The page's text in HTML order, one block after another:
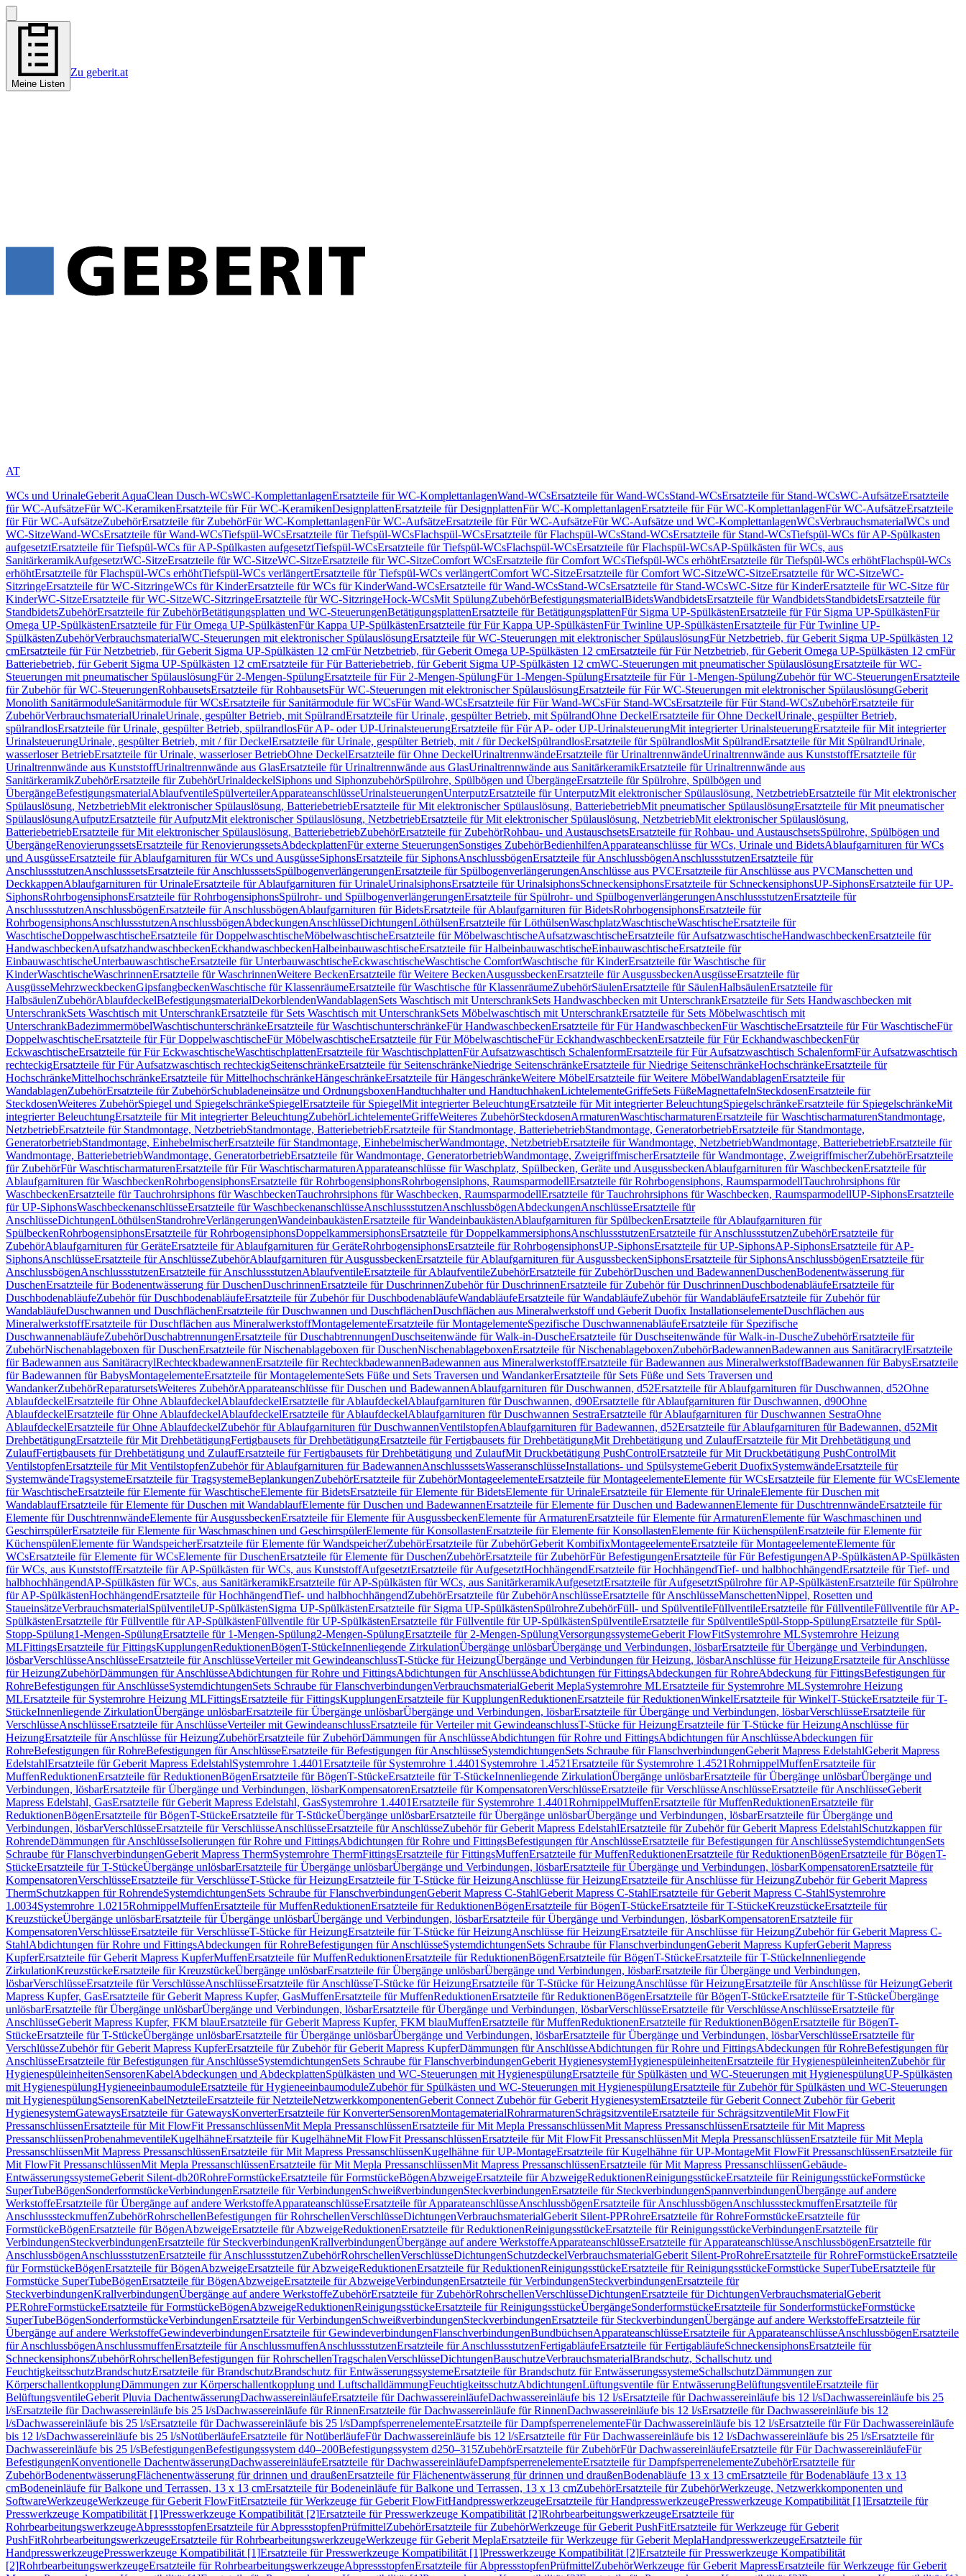
Meine Listen
Zu geberit.at
AT
WCs und UrinaleGeberit AquaClean Dusch-WCsWC-KomplettanlagenErsatzteile für WC-KomplettanlagenWand-WCsErsatzteile für Wand-WCsStand-WCsErsatzteile für Stand-WCsWC-AufsätzeErsatzteile
für WC-AufsätzeFür WC-KeramikenErsatzteile für Für WC-KeramikenDesignplattenErsatzteile für DesignplattenFür WC-KomplettanlagenErsatzteile für Für WC-KomplettanlagenFür WC-AufsätzeErsatzteile
für Für WC-AufsätzeZubehörErsatzteile für ZubehörFür WC-KomplettanlagenFür WC-AufsätzeErsatzteile für Für WC-AufsätzeFür WC-Aufsätze und WC-KomplettanlagenWCsVerbrauchsmaterialWCs und
WC-SitzeWand-WCsErsatzteile für Wand-WCsTiefspül-WCsErsatzteile für Tiefspül-WCsFlachspül-WCsErsatzteile für Flachspül-WCsStand-WCsErsatzteile für Stand-WCsTiefspül-WCs für AP-Spülkasten
aufgesetztErsatzteile für Tiefspül-WCs für AP-Spülkasten aufgesetztTiefspül-WCsErsatzteile für Tiefspül-WCsFlachspül-WCsErsatzteile für Flachspül-WCsAP-Spülkästen für WCs, aus
SanitärkeramikAufgesetztWC-SitzeErsatzteile für WC-SitzeWC-SitzeErsatzteile für WC-SitzeComfort WCsErsatzteile für Comfort WCsTiefspül-WCs erhöhtErsatzteile für Tiefspül-WCs erhöhtFlachspül-WCs
erhöhtErsatzteile für Flachspül-WCs erhöhtTiefspül-WCs verlängertErsatzteile für Tiefspül-WCs verlängertComfort WC-SitzeErsatzteile für Comfort WC-SitzeWC-SitzeErsatzteile für WC-SitzeWC-
SitzringeErsatzteile für WC-SitzringeWCs für KinderErsatzteile für WCs für KinderWand-WCsErsatzteile für Wand-WCsStand-WCsErsatzteile für Stand-WCsWC-Sitze für KinderErsatzteile für WC-Sitze für
KinderWC-SitzeErsatzteile für WC-SitzeWC-SitzringeErsatzteile für WC-SitzringeHock-WCsMit SpülungZubehörBefestigungsmaterialBidetsWandbidetsErsatzteile für WandbidetsStandbidetsErsatzteile für
StandbidetsZubehörErsatzteile für ZubehörBetätigungsplatten und WC-SteuerungenBetätigungsplattenErsatzteile für BetätigungsplattenFür Sigma UP-SpülkästenErsatzteile für Für Sigma UP-SpülkästenFür
Omega UP-SpülkästenErsatzteile für Für Omega UP-SpülkästenFür Kappa UP-SpülkästenErsatzteile für Für Kappa UP-SpülkästenFür Twinline UP-SpülkästenErsatzteile für Für Twinline UP-
SpülkästenZubehörVerbrauchsmaterialWC-Steuerungen mit elektronischer SpülauslösungErsatzteile für WC-Steuerungen mit elektronischer SpülauslösungFür Netzbetrieb, für Geberit Sigma UP-Spülkästen 12
cmErsatzteile für Für Netzbetrieb, für Geberit Sigma UP-Spülkästen 12 cmFür Netzbetrieb, für Geberit Omega UP-Spülkästen 12 cmErsatzteile für Für Netzbetrieb, für Geberit Omega UP-Spülkästen 12 cmFür
Batteriebetrieb, für Geberit Sigma UP-Spülkästen 12 cmErsatzteile für Für Batteriebetrieb, für Geberit Sigma UP-Spülkästen 12 cmWC-Steuerungen mit pneumatischer SpülauslösungErsatzteile für WC-
Steuerungen mit pneumatischer SpülauslösungFür 2-Mengen-SpülungErsatzteile für Für 2-Mengen-SpülungFür 1-Mengen-SpülungErsatzteile für Für 1-Mengen-SpülungZubehör für WC-SteuerungenErsatzteile
für Zubehör für WC-SteuerungenRohbausetsErsatzteile für RohbausetsFür WC-Steuerungen mit elektronischer SpülauslösungErsatzteile für Für WC-Steuerungen mit elektronischer SpülauslösungGeberit
Monolith SanitärmoduleSanitärmodule für WCsErsatzteile für Sanitärmodule für WCsFür Wand-WCsErsatzteile für Für Wand-WCsFür Stand-WCsErsatzteile für Für Stand-WCsZubehörErsatzteile für
ZubehörVerbrauchsmaterialUrinaleUrinale, gespülter Betrieb, mit SpülrandErsatzteile für Urinale, gespülter Betrieb, mit SpülrandOhne DeckelErsatzteile für Ohne DeckelUrinale, gespülter Betrieb,
spülrandlosErsatzteile für Urinale, gespülter Betrieb, spülrandlosFür AP- oder UP-UrinalsteuerungErsatzteile für Für AP- oder UP-UrinalsteuerungMit integrierter UrinalsteuerungErsatzteile für Mit integrierter
UrinalsteuerungUrinale, gespülter Betrieb, mit / für DeckelErsatzteile für Urinale, gespülter Betrieb, mit / für DeckelSpülrandlosErsatzteile für SpülrandlosMit SpülrandErsatzteile für Mit SpülrandUrinale,
wasserloser BetriebErsatzteile für Urinale, wasserloser BetriebOhne DeckelErsatzteile für Ohne DeckelUrinaltrennwändeErsatzteile für UrinaltrennwändeUrinaltrennwände aus KunststoffErsatzteile für
Urinaltrennwände aus KunststoffUrinaltrennwände aus GlasErsatzteile für Urinaltrennwände aus GlasUrinaltrennwände aus SanitärkeramikErsatzteile für Urinaltrennwände aus
SanitärkeramikZubehörErsatzteile für ZubehörUrinaldeckelSiphons und SiphonzubehörSpülrohre, Spülbögen und ÜbergängeErsatzteile für Spülrohre, Spülbögen und
ÜbergängeBefestigungsmaterialAblaufventileSpülverteilerApparateanschlüsseUrinalsteuerungenUnterputzErsatzteile für UnterputzMit elektronischer Spülauslösung, NetzbetriebErsatzteile für Mit elektronischer
Spülauslösung, NetzbetriebMit elektronischer Spülauslösung, BatteriebetriebErsatzteile für Mit elektronischer Spülauslösung, BatteriebetriebMit pneumatischer SpülauslösungErsatzteile für Mit pneumatischer
SpülauslösungAufputzErsatzteile für AufputzMit elektronischer Spülauslösung, NetzbetriebErsatzteile für Mit elektronischer Spülauslösung, NetzbetriebMit elektronischer Spülauslösung,
BatteriebetriebErsatzteile für Mit elektronischer Spülauslösung, BatteriebetriebZubehörErsatzteile für ZubehörRohbau- und AustauschsetsErsatzteile für Rohbau- und AustauschsetsSpülrohre, Spülbögen und
ÜbergängeRenovierungssetsErsatzteile für RenovierungssetsAbdeckplattenFür externe SteuerungenSonstiges ZubehörBedienhilfenApparateanschlüsse für WCs, Urinale und BidetsAblaufgarnituren für WCs
und AusgüsseErsatzteile für Ablaufgarnituren für WCs und AusgüsseSiphonsErsatzteile für SiphonsAnschlussbögenErsatzteile für AnschlussbögenAnschlussstutzenErsatzteile für
AnschlussstutzenAnschlusssetsErsatzteile für AnschlusssetsSpülbogenverlängerungenErsatzteile für SpülbogenverlängerungenAnschlüsse aus PVCErsatzteile für Anschlüsse aus PVCManschetten und
DeckkappenAblaufgarnituren für UrinaleErsatzteile für Ablaufgarnituren für UrinaleUrinalsiphonsErsatzteile für UrinalsiphonsSchneckensiphonsErsatzteile für SchneckensiphonsUP-SiphonsErsatzteile für UP-
SiphonsRohrbogensiphonsErsatzteile für RohrbogensiphonsSpülrohr- und SpülbogenverlängerungenErsatzteile für Spülrohr- und SpülbogenverlängerungenAnschlussstutzenErsatzteile für
AnschlussstutzenAnschlussbögenErsatzteile für AnschlussbögenAblaufgarnituren für BidetsErsatzteile für Ablaufgarnituren für BidetsRohrbogensiphonsErsatzteile für
RohrbogensiphonsAnschlussstutzenAnschlussbögenAbdeckungenAnschlüsseDichtungenLöthülsenErsatzteile für LöthülsenWaschplatzWaschtischeWaschtischeErsatzteile für
WaschtischeDoppelwaschtischeErsatzteile für DoppelwaschtischeMöbelwaschtischeErsatzteile für MöbelwaschtischeAufsatzwaschtischeErsatzteile für AufsatzwaschtischeHandwaschbeckenErsatzteile für
HandwaschbeckenAufsatzhandwaschbeckenEckhandwaschbeckenHalbeinbauwaschtischeErsatzteile für HalbeinbauwaschtischeEinbauwaschtischeErsatzteile für
EinbauwaschtischeUnterbauwaschtischeErsatzteile für UnterbauwaschtischeEckwaschtischeWaschtische ComfortWaschtische für KinderErsatzteile für Waschtische für
KinderWaschtischeWaschrinnenErsatzteile für WaschrinnenWeitere BeckenErsatzteile für Weitere BeckenAusgussbeckenErsatzteile für AusgussbeckenAusgüsseErsatzteile für
AusgüsseMehrzweckbeckenGipsfangbeckenWaschtische für KlassenräumeErsatzteile für Waschtische für KlassenräumeZubehörSäulenErsatzteile für SäulenHalbsäulenErsatzteile für
HalbsäulenZubehörAblaufdeckelBefestigungsmaterialDekorblendenWandablagenSets Waschtisch mit UnterschrankSets Handwaschbecken mit UnterschrankErsatzteile für Sets Handwaschbecken mit
UnterschrankSets Waschtisch mit UnterschrankErsatzteile für Sets Waschtisch mit UnterschrankSets Möbelwaschtisch mit UnterschrankErsatzteile für Sets Möbelwaschtisch mit
UnterschrankBadezimmermöbelWaschtischunterschränkeErsatzteile für WaschtischunterschränkeFür HandwaschbeckenErsatzteile für Für HandwaschbeckenFür WaschtischeErsatzteile für Für WaschtischeFür
DoppelwaschtischeErsatzteile für Für DoppelwaschtischeFür MöbelwaschtischeErsatzteile für Für MöbelwaschtischeFür EckhandwaschbeckenErsatzteile für Für EckhandwaschbeckenFür
EckwaschtischeErsatzteile für Für EckwaschtischeWaschtischplattenErsatzteile für WaschtischplattenFür Aufsatzwaschtisch SchalenformErsatzteile für Für Aufsatzwaschtisch SchalenformFür Aufsatzwaschtisch
rechteckigErsatzteile für Für Aufsatzwaschtisch rechteckigSeitenschränkeErsatzteile für SeitenschränkeNiedrige SeitenschränkeErsatzteile für Niedrige SeitenschränkeHochschränkeErsatzteile für
HochschränkeMittelhochschränkeErsatzteile für MittelhochschränkeHängeschränkeErsatzteile für HängeschränkeWeitere MöbelErsatzteile für Weitere MöbelWandablagenErsatzteile für
WandablagenZubehörErsatzteile für ZubehörSchubladeneinsätze und OrdnungsboxenHandtuchhalter und HandtuchhakenLichtelementeGriffeSets FüßeMagnettafelnSteckdosenErsatzteile für
SteckdosenWeiteres ZubehörSpiegel und SpiegelschränkeSpiegelErsatzteile für SpiegelMit integrierter BeleuchtungErsatzteile für Mit integrierter BeleuchtungSpiegelschränkeErsatzteile für SpiegelschränkeMit
integrierter BeleuchtungErsatzteile für Mit integrierter BeleuchtungZubehörLichtelementeGriffeWeiteres ZubehörSteckdosenArmaturenWaschtischarmaturenErsatzteile für WaschtischarmaturenStandmontage,
NetzbetriebErsatzteile für Standmontage, NetzbetriebStandmontage, BatteriebetriebErsatzteile für Standmontage, BatteriebetriebStandmontage, GeneratorbetriebErsatzteile für Standmontage,
GeneratorbetriebStandmontage, EinhebelmischerErsatzteile für Standmontage, EinhebelmischerWandmontage, NetzbetriebErsatzteile für Wandmontage, NetzbetriebWandmontage, BatteriebetriebErsatzteile für
Wandmontage, BatteriebetriebWandmontage, GeneratorbetriebErsatzteile für Wandmontage, GeneratorbetriebWandmontage, ZweigriffmischerErsatzteile für Wandmontage, ZweigriffmischerZubehörErsatzteile
für ZubehörFür WaschtischarmaturenErsatzteile für Für WaschtischarmaturenApparateanschlüsse für Waschplatz, Spülbecken, Geräte und AusgussbeckenAblaufgarnituren für WaschbeckenErsatzteile für
Ablaufgarnituren für WaschbeckenRohrbogensiphonsErsatzteile für RohrbogensiphonsRohrbogensiphons, RaumsparmodellErsatzteile für Rohrbogensiphons, RaumsparmodellTauchrohrsiphons für
WaschbeckenErsatzteile für Tauchrohrsiphons für WaschbeckenTauchrohrsiphons für Waschbecken, RaumsparmodellErsatzteile für Tauchrohrsiphons für Waschbecken, RaumsparmodellUP-SiphonsErsatzteile
für UP-SiphonsWaschbeckenanschlüsseErsatzteile für WaschbeckenanschlüsseAnschlussstutzenAnschlussbögenAbdeckungenAnschlüsseErsatzteile für
AnschlüsseDichtungenLöthülsenStandrohreVerlängerungenWandeinbaukästenErsatzteile für WandeinbaukästenAblaufgarnituren für SpülbeckenErsatzteile für Ablaufgarnituren für
SpülbeckenRohrbogensiphonsErsatzteile für RohrbogensiphonsDoppelkammersiphonsErsatzteile für DoppelkammersiphonsAnschlussstutzenErsatzteile für AnschlussstutzenZubehörErsatzteile für
ZubehörAblaufgarnituren für GeräteErsatzteile für Ablaufgarnituren für GeräteRohrbogensiphonsErsatzteile für RohrbogensiphonsUP-SiphonsErsatzteile für UP-SiphonsAP-SiphonsErsatzteile für AP-
SiphonsAnschlüsseErsatzteile für AnschlüsseZubehörAblaufgarnituren für AusgussbeckenErsatzteile für Ablaufgarnituren für AusgussbeckenSiphonsErsatzteile für SiphonsAnschlussbögenErsatzteile für
AnschlussbögenAnschlussstutzenErsatzteile für AnschlussstutzenAblaufventileErsatzteile für AblaufventileZubehörErsatzteile für ZubehörDuschen und BadewannenDuschenBodenentwässerung für
DuschenErsatzteile für Bodenentwässerung für DuschenDuschrinnenErsatzteile für DuschrinnenZubehör für DuschrinnenErsatzteile für Zubehör für DuschrinnenDuschbodenabläufeErsatzteile für
DuschbodenabläufeZubehör für DuschbodenabläufeErsatzteile für Zubehör für DuschbodenabläufeWandabläufeErsatzteile für WandabläufeZubehör für WandabläufeErsatzteile für Zubehör für
WandabläufeDuschwannen und DuschflächenErsatzteile für Duschwannen und DuschflächenDuschflächen aus Mineralwerkstoff und Geberit Duofix InstallationselementeDuschflächen aus
MineralwerkstoffErsatzteile für Duschflächen aus MineralwerkstoffMontagelementeErsatzteile für MontagelementeSpezifische DuschwannenabläufeErsatzteile für Spezifische
DuschwannenabläufeZubehörDuschabtrennungenErsatzteile für DuschabtrennungenDuschseitenwände für Walk-in-DuscheErsatzteile für Duschseitenwände für Walk-in-DuscheZubehörErsatzteile für
ZubehörNischenablageboxen für DuschenErsatzteile für Nischenablageboxen für DuschenNischenablageboxenErsatzteile für NischenablageboxenZubehörBadewannenBadewannen aus SanitäracrylErsatzteile
für Badewannen aus SanitäracrylRechteckbadewannenErsatzteile für RechteckbadewannenBadewannen aus MineralwerkstoffErsatzteile für Badewannen aus MineralwerkstoffBadewannen für BabysErsatzteile
für Badewannen für BabysMontagelementeErsatzteile für MontagelementeSets Füße und Sets Traversen und WandankerErsatzteile für Sets Füße und Sets Traversen und
WandankerZubehörReparatursetsWeiteres ZubehörApparateanschlüsse für Duschen und BadewannenAblaufgarnituren für Duschwannen, d52Ersatzteile für Ablaufgarnituren für Duschwannen, d52Ohne
AblaufdeckelErsatzteile für Ohne AblaufdeckelAblaufdeckelErsatzteile für AblaufdeckelAblaufgarnituren für Duschwannen, d90Ersatzteile für Ablaufgarnituren für Duschwannen, d90Ohne
AblaufdeckelErsatzteile für Ohne AblaufdeckelAblaufdeckelErsatzteile für AblaufdeckelAblaufgarnituren für Duschwannen SestraErsatzteile für Ablaufgarnituren für Duschwannen SestraOhne
AblaufdeckelErsatzteile für Ohne AblaufdeckelZubehör für Ablaufgarnituren für DuschwannenVentilstopfenAblaufgarnituren für Badewannen, d52Ersatzteile für Ablaufgarnituren für Badewannen, d52Mit
DrehbetätigungErsatzteile für Mit DrehbetätigungFertigbausets für DrehbetätigungErsatzteile für Fertigbausets für DrehbetätigungMit Drehbetätigung und ZulaufErsatzteile für Mit Drehbetätigung und
ZulaufFertigbausets für Drehbetätigung und ZulaufErsatzteile für Fertigbausets für Drehbetätigung und ZulaufMit Druckbetätigung PushControlErsatzteile für Mit Druckbetätigung PushControlMit
VentilstopfenErsatzteile für Mit VentilstopfenZubehör für Ablaufgarnituren für BadewannenAnschlusssetsWasseranschlüsseInstallations- und SpülsystemeGeberit DuofixSystemwändeErsatzteile für
SystemwändeTragsystemeErsatzteile für TragsystemeBeplankungenZubehörErsatzteile für ZubehörMontageelementeErsatzteile für MontageelementeElemente für WCsErsatzteile für Elemente für WCsElemente
für WaschtischeErsatzteile für Elemente für WaschtischeElemente für BidetsErsatzteile für Elemente für BidetsElemente für UrinaleErsatzteile für Elemente für UrinaleElemente für Duschen mit
WandablaufErsatzteile für Elemente für Duschen mit WandablaufElemente für Duschen und BadewannenErsatzteile für Elemente für Duschen und BadewannenElemente für DuschtrennwändeErsatzteile für
Elemente für DuschtrennwändeElemente für AusgussbeckenErsatzteile für Elemente für AusgussbeckenElemente für ArmaturenErsatzteile für Elemente für ArmaturenElemente für Waschmaschinen und
GeschirrspülerErsatzteile für Elemente für Waschmaschinen und GeschirrspülerElemente für KonsollastenErsatzteile für Elemente für KonsollastenElemente für KüchenspülenErsatzteile für Elemente für
KüchenspülenElemente für WandspeicherErsatzteile für Elemente für WandspeicherZubehörErsatzteile für ZubehörGeberit KombifixMontageelementeErsatzteile für MontageelementeElemente für
WCsErsatzteile für Elemente für WCsElemente für DuschenErsatzteile für Elemente für DuschenZubehörErsatzteile für ZubehörFür BefestigungenErsatzteile für Für BefestigungenAP-SpülkästenAP-Spülkästen
für WCs, aus KunststoffErsatzteile für AP-Spülkästen für WCs, aus KunststoffAufgesetztErsatzteile für AufgesetztHochhängendErsatzteile für HochhängendTief- und halbhochhängendErsatzteile für Tief- und
halbhochhängendAP-Spülkästen für WCs, aus SanitärkeramikErsatzteile für AP-Spülkästen für WCs, aus SanitärkeramikAufgesetztErsatzteile für AufgesetztSpülrohre für AP-SpülkästenErsatzteile für Spülrohre
für AP-SpülkästenHochhängendErsatzteile für HochhängendTief- und halbhochhängendZubehörErsatzteile für ZubehörAnschlüsseErsatzteile für AnschlüsseManschettenNippel, Rosetten und
StaueinsätzeVerbrauchsmaterialSpülventileUP-SpülkästenSigma UP-SpülkästenErsatzteile für Sigma UP-SpülkästenSpülrohreZubehörFüll- und SpülventileFüllventileErsatzteile für FüllventileFüllventile für AP-
SpülkästenErsatzteile für Füllventile für AP-SpülkästenFüllventile für UP-SpülkästenErsatzteile für Füllventile für UP-SpülkästenSpülventileErsatzteile für SpülventileSpül-Stopp-SpülungErsatzteile für Spül-
Stopp-Spülung1-Mengen-SpülungErsatzteile für 1-Mengen-Spülung2-Mengen-SpülungErsatzteile für 2-Mengen-SpülungVersorgungssystemeGeberit FlowFitSystemrohre MLSystemrohre Heizung
MLFittingsErsatzteile für FittingsKupplungenReduktionenBögenT-StückeInnenliegende ZirkulationÜbergänge unlösbarÜbergänge und Verbindungen, lösbarErsatzteile für Übergänge und Verbindungen,
lösbarVerschlüsseAnschlüsseErsatzteile für AnschlüsseVerteiler mit GewindeanschlussT-Stücke für HeizungÜbergänge und Verbindungen für Heizung, lösbarAnschlüsse für HeizungErsatzteile für Anschlüsse
für HeizungZubehörDämmungen für AnschlüsseAbdichtungen für Rohre und FittingsAbdichtungen für AnschlüsseAbdichtungen für FittingsAbdeckungen für RohreAbdeckung für FittingsBefestigungen für
RohreBefestigungen für AnschlüsseSystemdichtungenSets Schraube für FlanschverbindungenVerbrauchsmaterialGeberit MeplaSystemrohre MLErsatzteile für Systemrohre MLSystemrohre Heizung
MLErsatzteile für Systemrohre Heizung MLFittingsErsatzteile für FittingsKupplungenErsatzteile für KupplungenReduktionenErsatzteile für ReduktionenWinkelErsatzteile für WinkelT-StückeErsatzteile für T-
StückeInnenliegende ZirkulationÜbergänge unlösbarErsatzteile für Übergänge unlösbarÜbergänge und Verbindungen, lösbarErsatzteile für Übergänge und Verbindungen, lösbarVerschlüsseErsatzteile für
VerschlüsseAnschlüsseErsatzteile für AnschlüsseVerteiler mit GewindeanschlussErsatzteile für Verteiler mit GewindeanschlussT-Stücke für HeizungErsatzteile für T-Stücke für HeizungAnschlüsse für
HeizungErsatzteile für Anschlüsse für HeizungZubehörErsatzteile für ZubehörDämmungen für AnschlüsseAbdichtungen für Rohre und FittingsAbdichtungen für AnschlüsseAbdeckungen für
RohreBefestigungen für RohreBefestigungen für AnschlüsseErsatzteile für Befestigungen für AnschlüsseSystemdichtungenSets Schraube für FlanschverbindungenGeberit Mapress EdelstahlGeberit Mapress
EdelstahlErsatzteile für Geberit Mapress EdelstahlSystemrohre 1.4401Ersatzteile für Systemrohre 1.4401 Systemrohre 1.4521Ersatzteile für Systemrohre 1.4521RohrnippelMuffenErsatzteile für
MuffenReduktionenErsatzteile für ReduktionenBögenErsatzteile für BögenT-StückeErsatzteile für T-StückeInnenliegende ZirkulationÜbergänge unlösbarErsatzteile für Übergänge unlösbarÜbergänge und
Verbindungen, lösbarErsatzteile für Übergänge und Verbindungen, lösbarKompensatorenErsatzteile für KompensatorenVerschlüsseErsatzteile für VerschlüsseAnschlüsseErsatzteile für AnschlüsseGeberit
Mapress Edelstahl, GasErsatzteile für Geberit Mapress Edelstahl, GasSystemrohre 1.4401Ersatzteile für Systemrohre 1.4401RohrnippelMuffenErsatzteile für MuffenReduktionenErsatzteile für
ReduktionenBögenErsatzteile für BögenT-StückeErsatzteile für T-StückeÜbergänge unlösbarErsatzteile für Übergänge unlösbarÜbergänge und Verbindungen, lösbarErsatzteile für Übergänge und
Verbindungen, lösbarVerschlüsseErsatzteile für VerschlüsseAnschlüsseErsatzteile für AnschlüsseZubehör für Geberit Mapress EdelstahlErsatzteile für Zubehör für Geberit Mapress EdelstahlSchutzkappen für
RohrendeDämmungen für AnschlüsseIsolierungen für Rohre und FittingsAbdichtungen für Rohre und FittingsBefestigungen für AnschlüsseErsatzteile für Befestigungen für AnschlüsseSystemdichtungenSets
Schraube für FlanschverbindungenGeberit Mapress ThermSystemrohre ThermFittingsErsatzteile für FittingsMuffenErsatzteile für MuffenReduktionenErsatzteile für ReduktionenBögenErsatzteile für BögenT-
StückeErsatzteile für T-StückeÜbergänge unlösbarErsatzteile für Übergänge unlösbarÜbergänge und Verbindungen, lösbarErsatzteile für Übergänge und Verbindungen, lösbarKompensatorenErsatzteile für
KompensatorenVerschlüsseErsatzteile für VerschlüsseT-Stücke für HeizungErsatzteile für T-Stücke für HeizungAnschlüsse für HeizungErsatzteile für Anschlüsse für HeizungZubehör für Geberit Mapress
ThermSchutzkappen für RohrendeSystemdichtungenSets Schraube für FlanschverbindungenGeberit Mapress C-StahlGeberit Mapress C-StahlErsatzteile für Geberit Mapress C-StahlSystemrohre
1.0034Systemrohre 1.0215RohrnippelMuffenErsatzteile für MuffenReduktionenErsatzteile für ReduktionenBögenErsatzteile für BögenT-StückeErsatzteile für T-StückeKreuzstückeErsatzteile für
KreuzstückeÜbergänge unlösbarErsatzteile für Übergänge unlösbarÜbergänge und Verbindungen, lösbarErsatzteile für Übergänge und Verbindungen, lösbarKompensatorenErsatzteile für
KompensatorenVerschlüsseErsatzteile für VerschlüsseT-Stücke für HeizungErsatzteile für T-Stücke für HeizungAnschlüsse für HeizungErsatzteile für Anschlüsse für HeizungZubehör für Geberit Mapress C-
StahlAbdichtungen für Rohre und FittingsAbdeckungen für RohreBefestigungen für AnschlüsseSystemdichtungenSets Schraube für FlanschverbindungenGeberit Mapress KupferGeberit Mapress
KupferErsatzteile für Geberit Mapress KupferMuffenErsatzteile für MuffenReduktionenErsatzteile für ReduktionenBögenErsatzteile für BögenT-StückeErsatzteile für T-StückeInnenliegende
ZirkulationKreuzstückeErsatzteile für KreuzstückeÜbergänge unlösbarErsatzteile für Übergänge unlösbarÜbergänge und Verbindungen, lösbarErsatzteile für Übergänge und Verbindungen,
lösbarVerschlüsseErsatzteile für VerschlüsseAnschlüsseErsatzteile für AnschlüsseT-Stücke für HeizungErsatzteile für T-Stücke für HeizungAnschlüsse für HeizungErsatzteile für Anschlüsse für HeizungGeberit
Mapress Kupfer, GasErsatzteile für Geberit Mapress Kupfer, GasMuffenErsatzteile für MuffenReduktionenErsatzteile für ReduktionenBögenErsatzteile für BögenT-StückeErsatzteile für T-StückeÜbergänge
unlösbarErsatzteile für Übergänge unlösbarÜbergänge und Verbindungen, lösbarErsatzteile für Übergänge und Verbindungen, lösbarVerschlüsseErsatzteile für VerschlüsseAnschlüsseErsatzteile für
AnschlüsseGeberit Mapress Kupfer, FKM blauErsatzteile für Geberit Mapress Kupfer, FKM blauMuffenErsatzteile für MuffenReduktionenErsatzteile für ReduktionenBögenErsatzteile für BögenT-
StückeErsatzteile für T-StückeÜbergänge unlösbarErsatzteile für Übergänge unlösbarÜbergänge und Verbindungen, lösbarErsatzteile für Übergänge und Verbindungen, lösbarVerschlüsseErsatzteile für
VerschlüsseZubehör für Geberit Mapress KupferErsatzteile für Zubehör für Geberit Mapress KupferDämmungen für AnschlüsseAbdichtungen für Rohre und FittingsAbdeckungen für RohreBefestigungen für
AnschlüsseErsatzteile für Befestigungen für AnschlüsseSystemdichtungenSets Schraube für FlanschverbindungenGeberit HygienesystemHygienespüleinheitenErsatzteile für HygienespüleinheitenZubehör für
HygienespüleinheitenSensorenKabelAbdeckungen und AbdeckplattenSpülkästen und WC-Steuerungen mit HygienespülungErsatzteile für Spülkästen und WC-Steuerungen mit HygienespülungUP-Spülkästen
mit HygienespülungHygieneeinbaumoduleErsatzteile für HygieneeinbaumoduleZubehör für Spülkästen und WC-Steuerungen mit HygienespülungErsatzteile für Zubehör für Spülkästen und WC-Steuerungen
mit HygienespülungSensorenKabelNetzteileErsatzteile für NetzteileNetzwerkkomponentenGeberit Connect Zubehör für Geberit HygienesystemErsatzteile für Geberit Connect Zubehör für Geberit
HygienesystemGatewaysErsatzteile für GatewaysKonverterErsatzteile für KonverterSensorenMontagematerialRohrarmaturenSchrägsitzventileErsatzteile für SchrägsitzventileMit FlowFit
PressanschlüssenErsatzteile für Mit FlowFit PressanschlüssenMit Mepla PressanschlüssenErsatzteile für Mit Mepla PressanschlüssenMit Mapress PressanschlüssenErsatzteile für Mit Mapress
PressanschlüssenProbenahmeventileKugelhähneErsatzteile für KugelhähneMit FlowFit PressanschlüssenErsatzteile für Mit FlowFit PressanschlüssenMit Mepla PressanschlüssenErsatzteile für Mit Mepla
PressanschlüssenMit Mapress PressanschlüssenErsatzteile für Mit Mapress PressanschlüssenKugelhähne für UP-MontageErsatzteile für Kugelhähne für UP-MontageMit FlowFit PressanschlüssenErsatzteile für
Mit FlowFit PressanschlüssenMit Mepla PressanschlüssenErsatzteile für Mit Mepla PressanschlüssenMit Mapress PressanschlüssenErsatzteile für Mit Mapress PressanschlüssenGebäude-
EntwässerungssystemeGeberit Silent-db20RohreFormstückeErsatzteile für FormstückeBögenAbzweigeErsatzteile für AbzweigeReduktionenReinigungsstückeErsatzteile für ReinigungsstückeFormstücke
SuperTubeBögenSonderformstückeVerbindungenErsatzteile für VerbindungenSchweißverbindungenSteckverbindungenErsatzteile für SteckverbindungenSpannverbindungenÜbergänge auf andere
WerkstoffeErsatzteile für Übergänge auf andere WerkstoffeApparateanschlüsseErsatzteile für ApparateanschlüsseAnschlussbögenErsatzteile für AnschlussbögenAnschlusssteckmuffenErsatzteile für
AnschlusssteckmuffenZubehörRohrschellenBefestigungen für RohrschellenVerschlüsseDichtungenVerbrauchsmaterialGeberit Silent-PPRohreErsatzteile für RohreFormstückeErsatzteile für
FormstückeBögenErsatzteile für BögenAbzweigeErsatzteile für AbzweigeReduktionenErsatzteile für ReduktionenReinigungsstückeErsatzteile für ReinigungsstückeVerbindungenErsatzteile für
VerbindungenSteckverbindungenErsatzteile für SteckverbindungenKrallverbindungenÜbergänge auf andere WerkstoffeApparateanschlüsseErsatzteile für ApparateanschlüsseAnschlussbögenErsatzteile für
AnschlussbögenAnschlussstutzenErsatzteile für AnschlussstutzenZubehörRohrschellenVerschlüsseDichtungenSchutzdeckelVerbrauchsmaterialGeberit Silent-ProRohreErsatzteile für RohreFormstückeErsatzteile
für FormstückeBögenErsatzteile für BögenAbzweigeErsatzteile für AbzweigeReduktionenErsatzteile für ReduktionenReinigungsstückeErsatzteile für ReinigungsstückeFormstücke SuperTubeErsatzteile für
Formstücke SuperTubeBögenErsatzteile für BögenAbzweigeErsatzteile für AbzweigeVerbindungenErsatzteile für VerbindungenSteckverbindungenErsatzteile für
SteckverbindungenKrallverbindungenÜbergänge auf andere WerkstoffeZubehörErsatzteile für ZubehörRohrschellenVerschlüsseDichtungenErsatzteile für DichtungenVerbrauchsmaterialGeberit
PERohreFormstückeErsatzteile für FormstückeBögenAbzweigeReduktionenReinigungsstückeErsatzteile für ReinigungsstückeÜbergängeSonderformstückeErsatzteile für SonderformstückeFormstücke
SuperTubeBögenSonderformstückeVerbindungenErsatzteile für VerbindungenSchweißverbindungenSteckverbindungenErsatzteile für SteckverbindungenÜbergänge auf andere WerkstoffeErsatzteile für
Übergänge auf andere WerkstoffeGewindeverbindungenErsatzteile für GewindeverbindungenFlanschverbindungenBundbüchsenApparateanschlüsseErsatzteile für ApparateanschlüsseAnschlussbögenErsatzteile
für AnschlussbögenAnschlussmuffenErsatzteile für AnschlussmuffenAnschlussstutzenErsatzteile für AnschlussstutzenFertigabläufeErsatzteile für FertigabläufeSchneckensiphonsErsatzteile für
SchneckensiphonsZubehörRohrschellenBefestigungen für RohrschellenTragschalenVerschlüsseDichtungenBauschutzeVerbrauchsmaterialBrandschutz, Schallschutz und
FeuchtigkeitsschutzBrandschutzErsatzteile für BrandschutzBrandschutz für EntwässerungssystemeErsatzteile für Brandschutz für EntwässerungssystemeSchallschutzDämmungen zur
KörperschallentkopplungDämmungen zur Körperschallentkopplung und LuftschalldämmungFeuchtigkeitsschutzAbdichtungenLüftungsventile für EntwässerungBelüftungsventileErsatzteile für
BelüftungsventileGeberit Pluvia DachentwässerungDachwassereinläufeErsatzteile für DachwassereinläufeDachwassereinläufe bis 12 l/sErsatzteile für Dachwassereinläufe bis 12 l/sDachwassereinläufe bis 25
l/sErsatzteile für Dachwassereinläufe bis 25 l/sDachwassereinläufe für RinnenErsatzteile für Dachwassereinläufe für RinnenDachwassereinläufe bis 12 l/sErsatzteile für Dachwassereinläufe bis 12
l/sDachwassereinläufe bis 25 l/sErsatzteile für Dachwassereinläufe bis 25 l/sDampfsperrenelementeErsatzteile für DampfsperrenelementeFür Dachwassereinläufe bis 12 l/sErsatzteile für Für Dachwassereinläufe
bis 12 l/sDachwassereinläufe bis 25 l/sNotüberläufeErsatzteile für NotüberläufeFür Dachwassereinläufe bis 12 l/sErsatzteile für Für Dachwassereinläufe bis 12 l/sDachwassereinläufe bis 25 l/sErsatzteile für
Dachwassereinläufe bis 25 l/sBefestigungenBefestigungssystem d40–200Befestigungssystem d250–315ZubehörErsatzteile für ZubehörFür DachwassereinläufeErsatzteile für Für DachwassereinläufeFür
BefestigungenKonventionelle DachentwässerungDachwassereinläufeErsatzteile für DachwassereinläufeDampfsperrenelementeErsatzteile für DampfsperrenelementeZubehörErsatzteile für
ZubehörBodenentwässerungFlächenentwässerung für drinnen und draußenErsatzteile für Flächenentwässerung für drinnen und draußenBodenabläufe 13 x 13 cmErsatzteile für Bodenabläufe 13 x 13
cmBodeneinläufe für Balkone und Terrassen, 13 x 13 cmErsatzteile für Bodeneinläufe für Balkone und Terrassen, 13 x 13 cmZubehörErsatzteile für ZubehörWerkzeuge, Netzwerkkomponenten und
SoftwareWerkzeugeWerkzeuge für Geberit FlowFitErsatzteile für Werkzeuge für Geberit FlowFitHandpresswerkzeugeErsatzteile für HandpresswerkzeugePresswerkzeuge Kompatibilität [1]Ersatzteile für
Presswerkzeuge Kompatibilität [1]Presswerkzeuge Kompatibilität [2]Ersatzteile für Presswerkzeuge Kompatibilität [2]RohrbearbeitungswerkzeugeErsatzteile für
RohrbearbeitungswerkzeugeAbpressstopfenErsatzteile für AbpressstopfenPrüfmittelZubehörErsatzteile für ZubehörWerkzeuge für Geberit PushFitErsatzteile für Werkzeuge für Geberit
PushFitRohrbearbeitungswerkzeugeErsatzteile für RohrbearbeitungswerkzeugeWerkzeuge für Geberit MeplaErsatzteile für Werkzeuge für Geberit MeplaHandpresswerkzeugeErsatzteile für
HandpresswerkzeugePresswerkzeuge Kompatibilität [1]Ersatzteile für Presswerkzeuge Kompatibilität [1]Presswerkzeuge Kompatibilität [2]Ersatzteile für Presswerkzeuge Kompatibilität
[2]RohrbearbeitungswerkzeugeErsatzteile für RohrbearbeitungswerkzeugeAbpressstopfenErsatzteile für AbpressstopfenPrüfmittelZubehörWerkzeuge für Geberit MapressErsatzteile für Werkzeuge für Geberit